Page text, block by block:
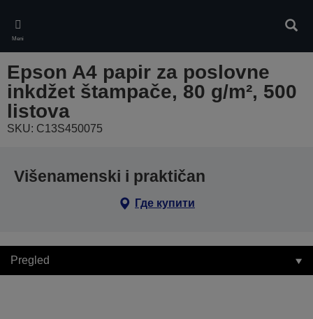
main
content
Meni
Epson A4 papir za poslovne
inkdžet štampače, 80 g/m², 500
listova
SKU: C13S450075
Višenamenski i praktičan
Где купити
Pregled